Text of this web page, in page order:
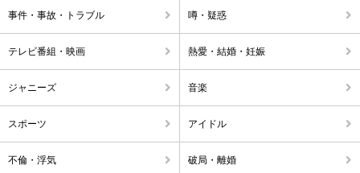
事件・事故・トラブル 噂・疑惑
テレビ番組・映画 熱愛・結婚・妊娠
ジャニーズ 音楽
スポーツ アイドル
不倫・浮気 破局・離婚